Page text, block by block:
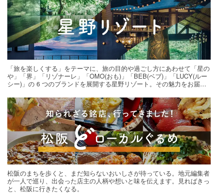
「旅を楽しくする」をテーマに、旅の目的や過ごし方にあわせて「星の
や」「界」「リゾナーレ」「OMO(おも)」「BEB(ベブ)」「LUCY(ルー
シー)」の 6 つのブランドを展開する星野リゾート。その魅力をお届け
松阪のまちを歩くと、まだ知らないおいしさが待っている。地元編集者
が一人で巡り、出会った店主の人柄や想いと味を伝えます。見ればきっ
と、松阪に行きたくなる。